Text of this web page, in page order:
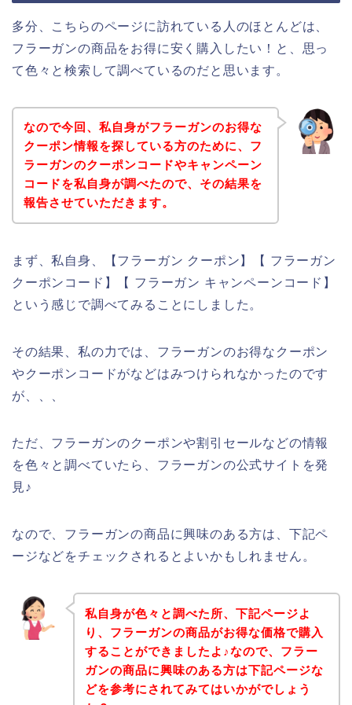
多分、こちらのページに訪れている人のほとんどは、
フラーガンの商品をお得に安く購入したい！と、思っ
て色々と検索して調べているのだと思います。
なので今回、私自身がフラーガンのお得な
クーポン情報を探している方のために、フ
ラーガンのクーポンコードやキャンペーン
コードを私自身が調べたので、その結果を
報告させていただきます。
まず、私自身、【フラーガン クーポン】【 フラーガン
クーポンコード】【 フラーガン キャンペーンコード】
という感じで調べてみることにしました。
その結果、私の力では、フラーガンのお得なクーポン
やクーポンコードがなどはみつけられなかったのです
が、、、
ただ、フラーガンのクーポンや割引セールなどの情報
を色々と調べていたら、フラーガンの公式サイトを発
見♪
なので、フラーガンの商品に興味のある方は、下記ペ
ージなどをチェックされるとよいかもしれません。
私自身が色々と調べた所、下記ページよ
り、フラーガンの商品がお得な価格で購入
することができましたよ♪なので、フラー
ガンの商品に興味のある方は下記ページな
どを参考にされてみてはいかがでしょう